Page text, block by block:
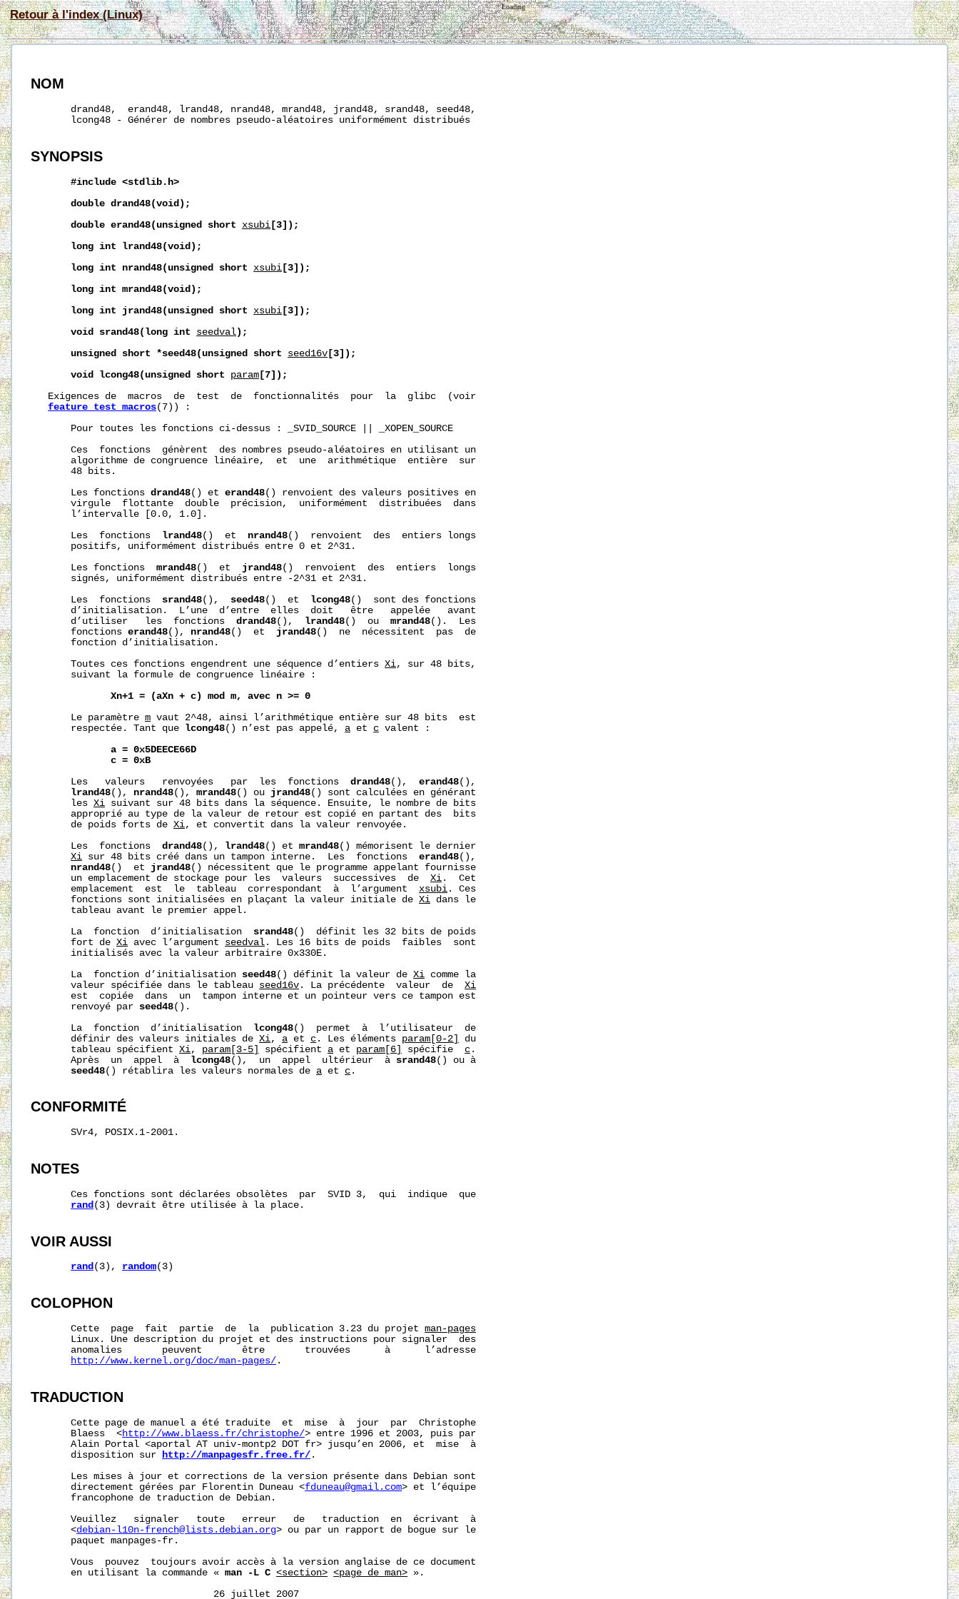
Retour à l'index (Linux)
Loading
NOM
       drand48,  erand48, lrand48, nrand48, mrand48, jrand48, srand48, seed48,
       lcong48 - Générer de nombres pseudo-aléatoires uniformément distribués
SYNOPSIS
#include <stdlib.h>
double drand48(void);
double erand48(unsigned short xsubi [3]);
long int
lrand48(void);
long int nrand48(unsigned short xsubi [3]);
long int
mrand48(void);
long int jrand48(unsigned short xsubi [3]);
void
srand48(long int seedval);
unsigned
short *seed48(unsigned short seed16v [3]);
void
lcong48(unsigned short param [7]);
   Exigences de  macros  de  test  de  fonctionnalités  pour  la  glibc  (voir
feature_test_macros(7)) :
       Pour toutes les fonctions ci-dessus : _SVID_SOURCE || _XOPEN_SOURCE
       Ces  fonctions  génèrent  des nombres pseudo-aléatoires en utilisant un
       algorithme de congruence linéaire,  et  une  arithmétique  entière  sur
       48 bits.
       Les fonctions
drand48() et erand48() renvoient des valeurs positives en
       virgule  flottante  double  précision,  uniformément  distribuées  dans
       l’intervalle [0.0, 1.0].
       Les  fonctions
lrand48()  et nrand48()  renvoient  des  entiers longs
       positifs, uniformément distribués entre 0 et 2^31.
       Les fonctions
mrand48()  et jrand48()  renvoient  des  entiers  longs
       signés, uniformément distribués entre -2^31 et 2^31.
       Les  fonctions
srand48(), seed48()  et lcong48()  sont des fonctions
       d’initialisation.  L’une  d’entre  elles  doit   être   appelée   avant
       d’utiliser   les  fonctions
drand48(), lrand48()  ou mrand48().  Les
       fonctions
erand48(), nrand48()  et jrand48()  ne  nécessitent  pas  de
       fonction d’initialisation.
       Toutes ces fonctions engendrent une séquence d’entiers
Xi, sur 48 bits,
       suivant la formule de congruence linéaire :
Xn+1 = (aXn + c) mod m, avec n >= 0
       Le paramètre
m vaut 2^48, ainsi l’arithmétique entière sur 48 bits  est
       respectée. Tant que
lcong48() n’est pas appelé, a et c valent :
a = 0x5DEECE66D
c = 0xB
       Les   valeurs   renvoyées   par  les  fonctions
drand48(), erand48(),
lrand48(), nrand48(), mrand48() ou jrand48() sont calculées en générant
       les
Xi suivant sur 48 bits dans la séquence. Ensuite, le nombre de bits
       approprié au type de la valeur de retour est copié en partant des  bits
       de poids forts de
Xi, et convertit dans la valeur renvoyée.
       Les  fonctions
drand48(), lrand48() et mrand48() mémorisent le dernier
Xi sur 48 bits créé dans un tampon interne.  Les  fonctions erand48(),
nrand48()  et jrand48() nécessitent que le programme appelant fournisse
       un emplacement de stockage pour les  valeurs  successives  de
Xi .  Cet
       emplacement  est  le  tableau  correspondant  à  l’argument
xsubi . Ces
       fonctions sont initialisées en plaçant la valeur initiale de
Xi dans le
       tableau avant le premier appel.
       La  fonction  d’initialisation
srand48()  définit les 32 bits de poids
       fort de
Xi avec l’argument seedval . Les 16 bits de poids  faibles  sont
       initialisés avec la valeur arbitraire 0x330E.
       La  fonction d’initialisation
seed48() définit la valeur de Xi comme la
       valeur spécifiée dans le tableau
seed16v . La précédente  valeur  de Xi
       est  copiée  dans  un  tampon interne et un pointeur vers ce tampon est
       renvoyé par
seed48().
       La  fonction  d’initialisation
lcong48()  permet  à  l’utilisateur  de
       définir des valeurs initiales de
Xi, a et c . Les éléments param[0-2]
du
       tableau spécifient
Xi, param[3-5] spécifient a et param[6] spécifie c .
       Après  un  appel  à
lcong48(),  un  appel  ultérieur  à srand48() ou à
seed48() rétablira les valeurs normales de a et c .
CONFORMITÉ
       SVr4, POSIX.1-2001.
NOTES
       Ces fonctions sont déclarées obsolètes  par  SVID 3,  qui  indique  que
rand (3) devrait être utilisée à la place.
VOIR AUSSI
rand(3), random(3)
COLOPHON
       Cette  page  fait  partie  de  la  publication 3.23 du projet
man-pages
       Linux. Une description du projet et des instructions pour signaler  des
       anomalies       peuvent       être       trouvées      à      l’adresse
http://www.kernel.org/doc/man-pages/ .
TRADUCTION
       Cette page de manuel a été traduite  et  mise  à  jour  par  Christophe
       Blaess  <
http://www.blaess.fr/christophe/> entre 1996 et 2003, puis par
       Alain Portal <aportal AT univ-montp2 DOT fr> jusqu’en 2006, et  mise  à
       disposition sur
http://manpagesfr.free.fr/ .
       Les mises à jour et corrections de la version présente dans Debian sont
       directement gérées par Florentin Duneau <
fduneau@gmail.com> et l’équipe
       francophone de traduction de Debian.
       Veuillez   signaler   toute   erreur   de   traduction  en  écrivant  à
       <
debian-l10n-french@lists.debian.org> ou par un rapport de bogue sur le
       paquet manpages-fr.
       Vous  pouvez  toujours avoir accès à la version anglaise de ce document
       en utilisant la commande «
man -L C <section> <page_de_man> ».